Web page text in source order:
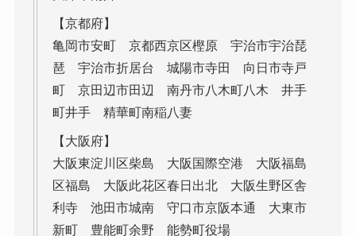
【京都府】
亀岡市安町 京都西京区樫原 宇治市宇治琵
琶 宇治市折居台 城陽市寺田 向日市寺戸
町 京田辺市田辺 南丹市八木町八木 井手
町井手 精華町南稲八妻
【大阪府】
大阪東淀川区柴島 大阪国際空港 大阪福島
区福島 大阪此花区春日出北 大阪生野区舎
利寺 池田市城南 守口市京阪本通 大東市
新町 豊能町余野 能勢町役場